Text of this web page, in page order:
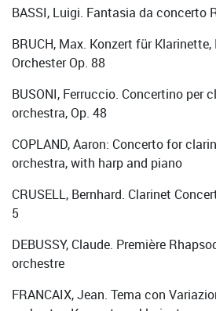
BASSI, Luigi. Fantasia da concerto
BRUCH, Max. Konzert für
Orchester Op. 88
BUSONI, Ferruccio. Concertino per
orchestra, Op. 48
COPLAND, Aaron: Concerto for
orchestra, with harp and piano
CRUSELL, Bernhard. Clarinet
5
DEBUSSY, Claude. Première
orchestre
FRANCAIX, Jean. Tema con